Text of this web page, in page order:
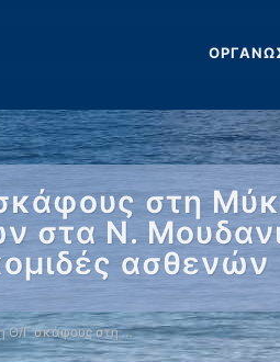
στη
στα Ν.
ασθενών
Θ/Γ σκάφους στη …